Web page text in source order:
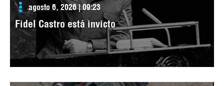
agosto 6, 2026 | 09:23
Fidel Castro está invicto